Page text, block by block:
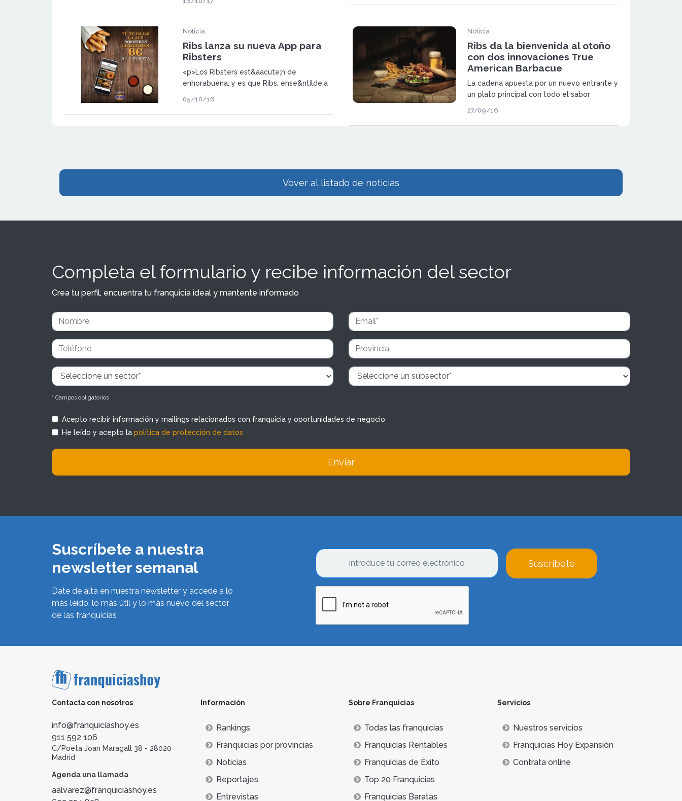
encuentros tendrán lugar el jueves 19 y
viernes 20 de octubre
Noticia
Ribs lanza su nueva App para
Ribsters
<p>Los Ribsters est&aacute;n de
enhorabuena, y es que Ribs, ense&ntilde;a
tradici&oacute;n americana, ha anunciado
05/10/16
Noticia
Ribs da la bienvenida al otoño
con dos innovaciones True
American Barbacue
La cadena apuesta por un nuevo entrante y
un plato principal con todo el sabor
27/09/16
Vover al listado de noticias
Completa el formulario y recibe información del sector
Crea tu perfil, encuentra tu franquicia ideal y mantente informado
* Campos obligatorios
Acepto recibir información y mailings relacionados con franquicia y oportunidades de negocio
He leído y acepto la política de protección de datos
Enviar
Suscríbete a nuestra
newsletter semanal
Date de alta en nuestra newsletter y accede a lo
más leído, lo más útil y lo más nuevo del sector
de las franquicias
Suscríbete
Contacta con nosotros
info@franquiciashoy.es
911 592 106
C/Poeta Joan Maragall 38 - 28020
Madrid
Agenda una llamada
aalvarez@franquiciashoy.es
Información
Rankings
Franquicias por provincias
Noticias
Reportajes
Entrevistas
Sobre Franquicias
Todas las franquicias
Franquicias Rentables
Franquicias de Éxito
Top 20 Franquicias
Franquicias Baratas
Servicios
Nuestros servicios
Franquicias Hoy Expansión
Contrata online